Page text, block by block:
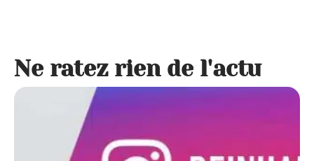
Ne ratez rien de l'actu